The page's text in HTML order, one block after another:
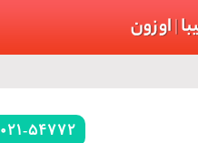
021-54772